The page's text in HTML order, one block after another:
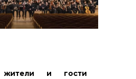
жите­ли и гости